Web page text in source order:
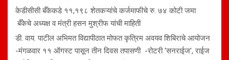
केडीसीसी बँकेकडे ११,१९८ शेतकऱ्यांचे कर्जमाफीचे रु. ७४ कोटी जमा
बँकेचे अध्यक्ष व मंत्री हसन मुश्रीफ यांची माहिती
डी. वाय. पाटील अभिमत विद्यापीठात मोफत कृत्रिम अवयव शिबिराचे आयोजन
-मंगळवार ११ ऑगस्ट पासून तीन दिवस तपासणी -रोटरी ‘सनराईज’, राईज